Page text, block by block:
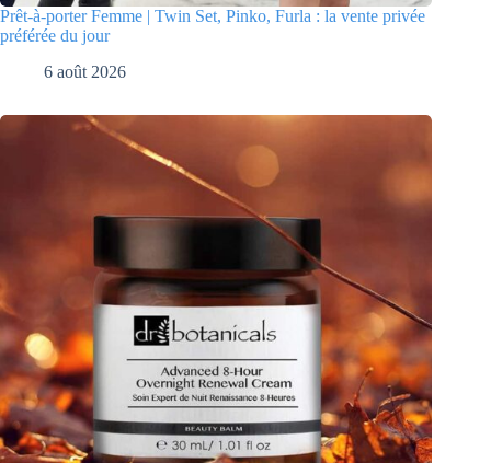
Prêt-à-porter Femme | Twin Set, Pinko, Furla : la vente privée
préférée du jour
6 août 2026